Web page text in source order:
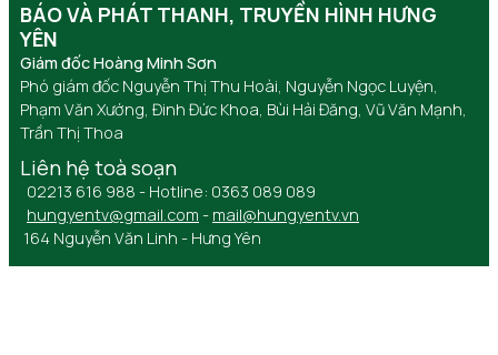
BÁO VÀ PHÁT THANH, TRUYỀN HÌNH HƯNG
YÊN
Giám đốc Hoàng Minh Sơn
Phó giám đốc Nguyễn Thị Thu Hoài, Nguyễn Ngọc Luyện,
Phạm Văn Xướng, Đinh Đức Khoa, Bùi Hải Đăng, Vũ Văn Mạnh,
Trần Thị Thoa
Liên hệ toà soạn
02213 616 988 - Hotline: 0363 089 089
hungyentv@gmail.com - mail@hungyentv.vn
164 Nguyễn Văn Linh - Hưng Yên